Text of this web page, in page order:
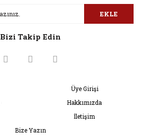
EKLE
Bizi Takip Edin
Üye Girişi
Hakkımızda
İletişim
Bize Yazın